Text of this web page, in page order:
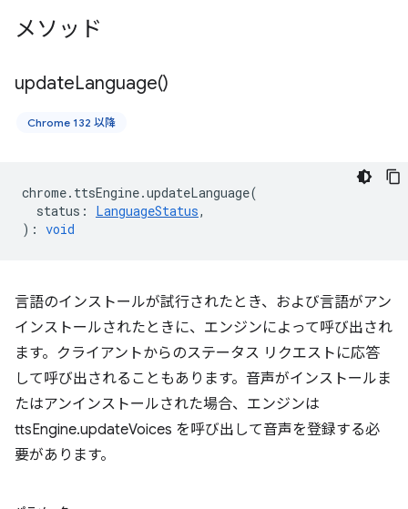
メソッド
updateLanguage()
Chrome 132 以降
chrome. ttsEngine.updateLanguage(
status : LanguageStatus,
) : void
言語のインストールが試行されたとき、および言語がアン
インストールされたときに、エンジンによって呼び出され
ます。クライアントからのステータス リクエストに応答
して呼び出されることもあります。音声がインストールま
たはアンインストールされた場合、エンジンは
ttsEngine.updateVoices を呼び出して音声を登録する必
要があります。